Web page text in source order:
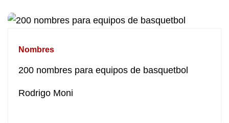
Nombres
200 nombres para equipos de basquetbol
Rodrigo Moni